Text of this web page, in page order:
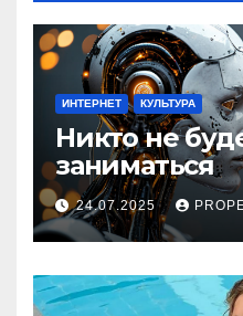
ИНТЕРНЕТ КУЛЬТУРА
Никто не
заниматься
24.07.2025